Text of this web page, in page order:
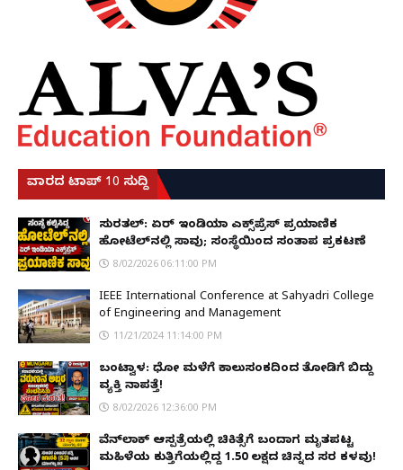
ವಾರದ ಟಾಪ್ 10 ಸುದ್ದಿ
ಸುರತ್ಕಲ್: ಏರ್ ಇಂಡಿಯಾ ಎಕ್ಸ್‌ಪ್ರೆಸ್ ಪ್ರಯಾಣಿಕ
ಹೋಟೆಲ್‌ನಲ್ಲಿ ಸಾವು; ಸಂಸ್ಥೆಯಿಂದ ಸಂತಾಪ ಪ್ರಕಟಣೆ
8/02/2026 06:11:00 PM
IEEE International Conference at Sahyadri College
of Engineering and Management
11/21/2024 11:14:00 PM
ಬಂಟ್ವಾಳ: ಧೋ ಮಳೆಗೆ ಕಾಲುಸಂಕದಿಂದ ತೋಡಿಗೆ ಬಿದ್ದು
ವ್ಯಕ್ತಿ ನಾಪತ್ತೆ!
8/02/2026 12:36:00 PM
ವೆನ್‌ಲಾಕ್ ಆಸ್ಪತ್ರೆಯಲ್ಲಿ ಚಿಕಿತ್ಸೆಗೆ ಬಂದಾಗ ಮೃತಪಟ್ಟ
ಮಹಿಳೆಯ ಕುತ್ತಿಗೆಯಲ್ಲಿದ್ದ ₹1.50 ಲಕ್ಷದ ಚಿನ್ನದ ಸರ ಕಳವು!